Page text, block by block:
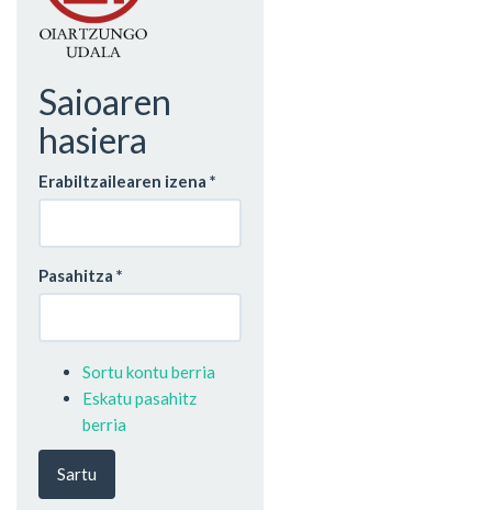
Saioaren
hasiera
Erabiltzailearen izena *
Pasahitza *
Sortu kontu berria
Eskatu pasahitz
berria
Sartu